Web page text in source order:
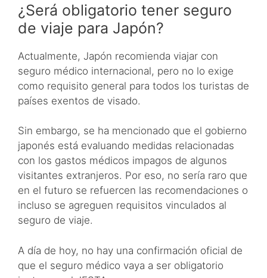
¿Será obligatorio tener seguro
de viaje para Japón?
Actualmente, Japón recomienda viajar con
seguro médico internacional, pero no lo exige
como requisito general para todos los turistas de
países exentos de visado.
Sin embargo, se ha mencionado que el gobierno
japonés está evaluando medidas relacionadas
con los gastos médicos impagos de algunos
visitantes extranjeros. Por eso, no sería raro que
en el futuro se refuercen las recomendaciones o
incluso se agreguen requisitos vinculados al
seguro de viaje.
A día de hoy, no hay una confirmación oficial de
que el seguro médico vaya a ser obligatorio